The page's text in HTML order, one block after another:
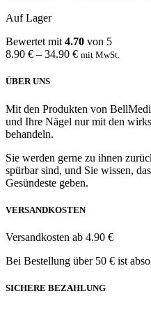
Auf Lager
Bewertet mit 4.70 von 5
8.90 € – 34.90 € mit MwSt.
ÜBER UNS
Mit den Produkten von
und Ihre Nägel nur mit den
behandeln.
Sie werden gerne zu ihnen
spürbar sind, und Sie wissen,
Gesündeste geben.
VERSANDKOSTEN
Versandkosten ab 4.90 €
Bei Bestellung über 50 € ist
SICHERE BEZAHLUNG